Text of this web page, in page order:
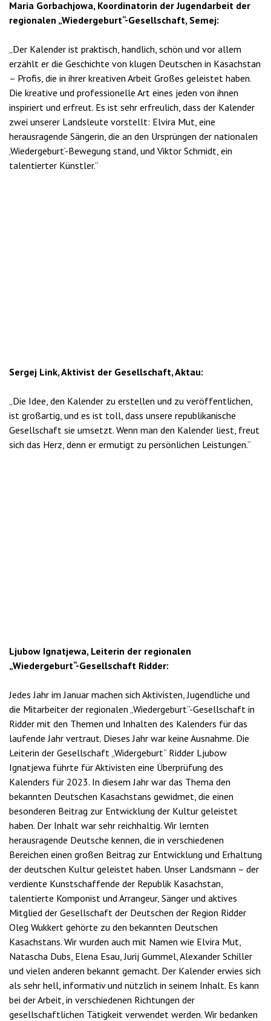
Maria Gorbachjowa, Koordinatorin der Jugendarbeit der
regionalen „Wiedergeburt“-Gesellschaft, Semej:
„Der Kalender ist praktisch, handlich, schön und vor allem
erzählt er die Geschichte von klugen Deutschen in Kasachstan
– Profis, die in ihrer kreativen Arbeit Großes geleistet haben.
Die kreative und professionelle Art eines jeden von ihnen
inspiriert und erfreut. Es ist sehr erfreulich, dass der Kalender
zwei unserer Landsleute vorstellt: Elvira Mut, eine
herausragende Sängerin, die an den Ursprüngen der nationalen
‚Wiedergeburt‘-Bewegung stand, und Viktor Schmidt, ein
talentierter Künstler.“
Sergej Link, Aktivist der Gesellschaft, Aktau:
„Die Idee, den Kalender zu erstellen und zu veröffentlichen,
ist großartig, und es ist toll, dass unsere republikanische
Gesellschaft sie umsetzt. Wenn man den Kalender liest, freut
sich das Herz, denn er ermutigt zu persönlichen Leistungen.“
Ljubow Ignatjewa, Leiterin der regionalen
„Wiedergeburt“-Gesellschaft Ridder:
Jedes Jahr im Januar machen sich Aktivisten, Jugendliche und
die Mitarbeiter der regionalen „Wiedergeburt“-Gesellschaft in
Ridder mit den Themen und Inhalten des Kalenders für das
laufende Jahr vertraut. Dieses Jahr war keine Ausnahme. Die
Leiterin der Gesellschaft „Widergeburt“ Ridder Ljubow
Ignatjewa führte für Aktivisten eine Überprüfung des
Kalenders für 2023. In diesem Jahr war das Thema den
bekannten Deutschen Kasachstans gewidmet, die einen
besonderen Beitrag zur Entwicklung der Kultur geleistet
haben. Der Inhalt war sehr reichhaltig. Wir lernten
herausragende Deutsche kennen, die in verschiedenen
Bereichen einen großen Beitrag zur Entwicklung und Erhaltung
der deutschen Kultur geleistet haben. Unser Landsmann – der
verdiente Kunstschaffende der Republik Kasachstan,
talentierte Komponist und Arrangeur, Sänger und aktives
Mitglied der Gesellschaft der Deutschen der Region Ridder
Oleg Wukkert gehörte zu den bekannten Deutschen
Kasachstans. Wir wurden auch mit Namen wie Elvira Mut,
Natascha Dubs, Elena Esau, Jurij Gummel, Alexander Schiller
und vielen anderen bekannt gemacht. Der Kalender erwies sich
als sehr hell, informativ und nützlich in seinem Inhalt. Es kann
bei der Arbeit, in verschiedenen Richtungen der
gesellschaftlichen Tätigkeit verwendet werden. Wir bedanken